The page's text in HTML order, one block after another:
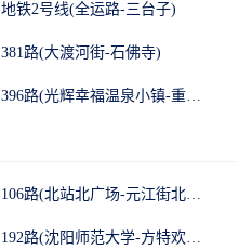
地铁2号线(全运路-三台子)
381路(大渡河街-石佛寺)
396路(光辉幸福温泉小镇-重工街北一路)
106路(北站北广场-元江街北三环)
192路(沈阳师范大学-方特欢乐世界)